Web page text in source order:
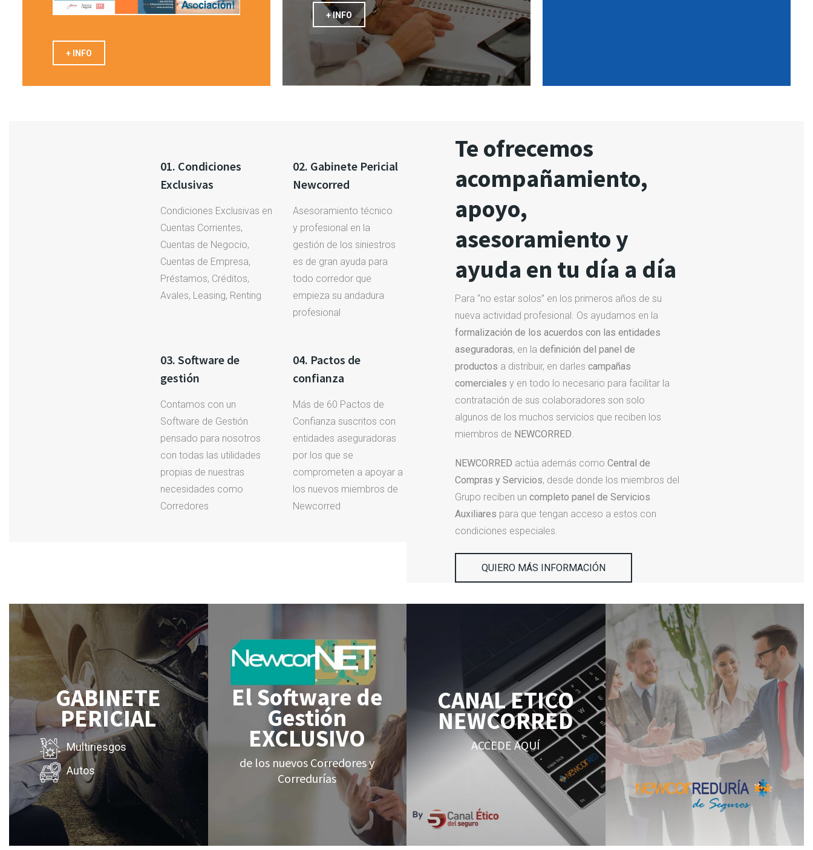
+ INFO
+ INFO
01. Condiciones
Exclusivas
Condiciones Exclusivas en
Cuentas Corrientes,
Cuentas de Negocio,
Cuentas de Empresa,
Préstamos, Créditos,
Avales, Leasing, Renting
02. Gabinete Pericial
Newcorred
Asesoramiento técnico
y profesional en la
gestión de los siniestros
es de gran ayuda para
todo corredor que
empieza su andadura
profesional
03. Software de
gestión
Contamos con un
Software de Gestión
pensado para nosotros
con todas las utilidades
propias de nuestras
necesidades como
Corredores
04. Pactos de
confianza
Más de 60 Pactos de
Confianza suscritos con
entidades aseguradoras
por los que se
comprometen a apoyar a
los nuevos miembros de
Newcorred
Te ofrecemos
acompañamiento,
apoyo,
asesoramiento y
ayuda en tu día a día
Para “no estar solos” en los primeros años de su
nueva actividad profesional. Os ayudamos en la
formalización de los acuerdos con las entidades
aseguradoras, en la definición del panel de
productos a distribuir, en darles campañas
comerciales y en todo lo necesario para facilitar la
contratación de sus colaboradores son solo
algunos de los muchos servicios que reciben los
miembros de NEWCORRED.
NEWCORRED actúa además como Central de
Compras y Servicios, desde donde los miembros del
Grupo reciben un completo panel de Servicios
Auxiliares para que tengan acceso a estos con
condiciones especiales.
QUIERO MÁS INFORMACIÓN
GABINETE
PERICIAL
Multiriesgos
Autos
El Software de
Gestión
EXCLUSIVO
de los nuevos Corredores y
Corredurías
CANAL ETICO
NEWCORRED
ACCEDE AQUÍ